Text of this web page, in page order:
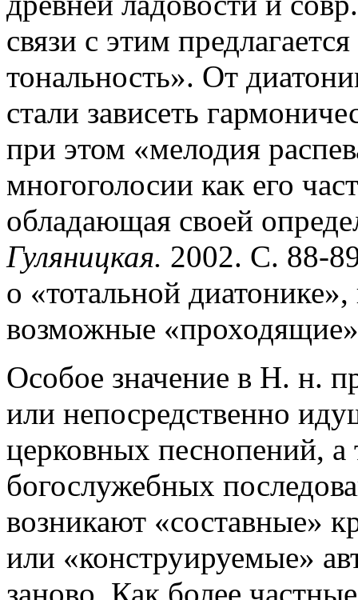
связи с этим
тональность». От
стали зависеть
при этом «мелодия
многоголосии как его
обладающая своей
Гуляницкая. 2002. С. 88-
о «тотальной
возможные
Особое значение в Н. н.
или непосредственно
церковных песнопений, а
богослужебных
возникают «составные»
или «конструируемые»
заново. Как более